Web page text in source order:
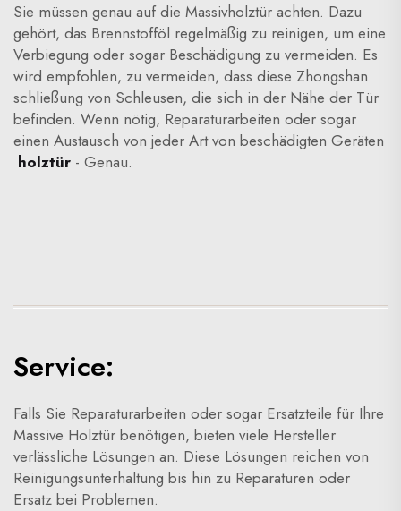
Sie müssen genau auf die Massivholztür achten. Dazu
gehört, das Brennstofföl regelmäßig zu reinigen, um eine
Verbiegung oder sogar Beschädigung zu vermeiden. Es
wird empfohlen, zu vermeiden, dass diese Zhongshan
schließung von Schleusen, die sich in der Nähe der Tür
befinden. Wenn nötig, Reparaturarbeiten oder sogar
einen Austausch von jeder Art von beschädigten Geräten
holztür - Genau.
Service:
Falls Sie Reparaturarbeiten oder sogar Ersatzteile für Ihre
Massive Holztür benötigen, bieten viele Hersteller
verlässliche Lösungen an. Diese Lösungen reichen von
Reinigungsunterhaltung bis hin zu Reparaturen oder
Ersatz bei Problemen.